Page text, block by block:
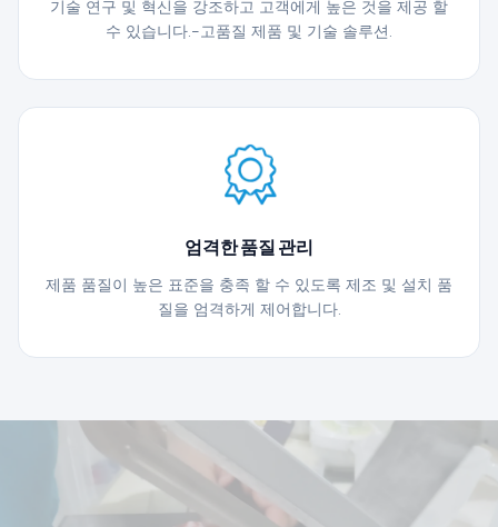
기술 연구 및 혁신을 강조하고 고객에게 높은 것을 제공 할
수 있습니다.-고품질 제품 및 기술 솔루션.
엄격한 품질 관리
제품 품질이 높은 표준을 충족 할 수 있도록 제조 및 설치 품
질을 엄격하게 제어합니다.